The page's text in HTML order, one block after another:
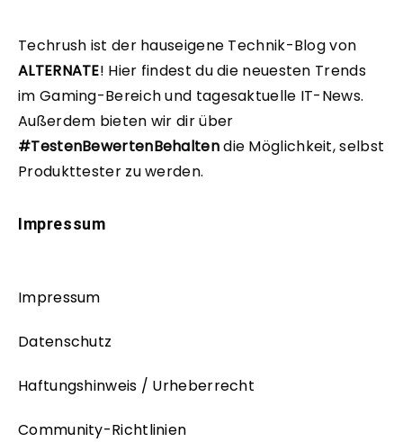
Techrush ist der hauseigene Technik-Blog von
ALTERNATE! Hier findest du die neuesten Trends
im Gaming-Bereich und tagesaktuelle IT-News.
Außerdem bieten wir dir über
#TestenBewertenBehaltendie Möglichkeit, selbst
Produkttester zu werden.
Impressum
Impressum
Datenschutz
Haftungshinweis / Urheberrecht
Community-Richtlinien